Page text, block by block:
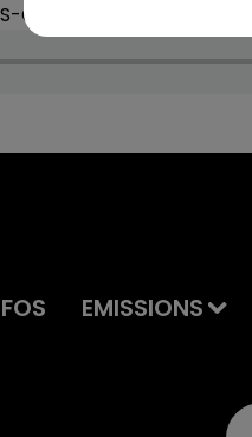
DEC1.mp3
EMISSIONS